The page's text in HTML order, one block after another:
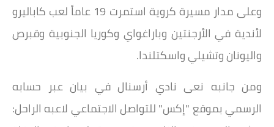
وعلى مدار مسيرة كروية استمرت 19 عاماً لعب كاباليرو
لأندية في الأرجنتين وباراغواي وكوريا الجنوبية وقبرص
واليونان وتشيلي واسكتلندا.
ومن جانبه نعى نادي أرسنال في بيان عبر حسابه
الرسمي بموقع "إكس" للتواصل الاجتماعي لاعبه الراحل: